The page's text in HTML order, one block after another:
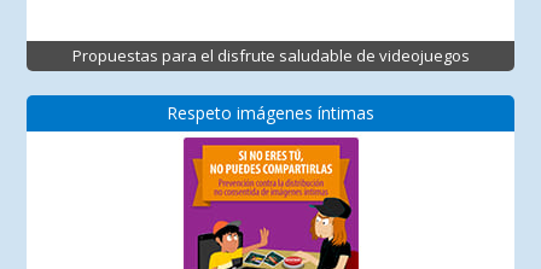
Propuestas para el disfrute saludable de videojuegos
Respeto imágenes íntimas